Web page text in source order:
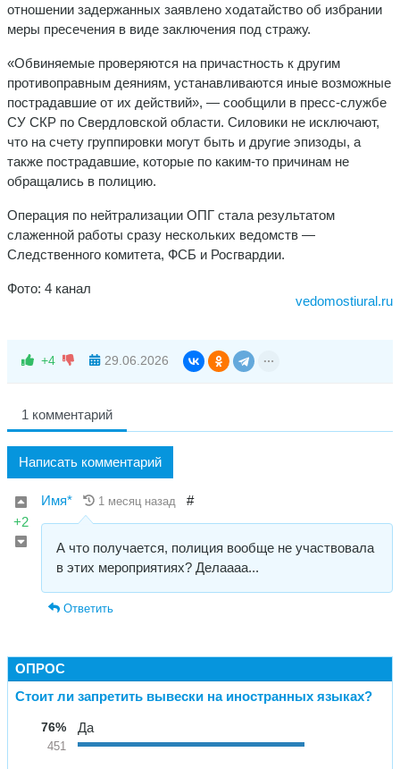
отношении задержанных заявлено ходатайство об избрании
меры пресечения в виде заключения под стражу.
«Обвиняемые проверяются на причастность к другим
противоправным деяниям, устанавливаются иные возможные
пострадавшие от их действий», — сообщили в пресс-службе
СУ СКР по Свердловской области. Силовики не исключают,
что на счету группировки могут быть и другие эпизоды, а
также пострадавшие, которые по каким-то причинам не
обращались в полицию.
Операция по нейтрализации ОПГ стала результатом
слаженной работы сразу нескольких ведомств —
Следственного комитета, ФСБ и Росгвардии.
Фото: 4 канал
vedomostiural.ru
+4 29.06.2026
1 комментарий
Написать комментарий
+2
Имя* 1 месяц назад #
А что получается, полиция вообще не участвовала
в этих мероприятиях? Делаааа...
Ответить
ОПРОС
Стоит ли запретить вывески на иностранных языках?
76%
451
Да